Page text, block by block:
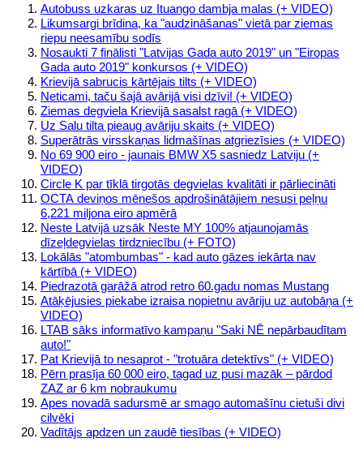
Autobuss uzkaras uz Ituango dambja malas (+ VIDEO)
Likumsargi brīdina, ka "audzināšanas" vietā par ziemas
riepu neesamību sodīs
Nosaukti 7 finālisti "Latvijas Gada auto 2019" un "Eiropas
Gada auto 2019" konkursos (+ VIDEO)
Krievijā sabrucis kārtējais tilts (+ VIDEO)
Neticami, taču šajā avārijā visi dzīvi! (+ VIDEO)
Ziemas degviela Krievijā sasalst ragā (+ VIDEO)
Uz Salu tilta pieaug avāriju skaits (+ VIDEO)
Superātrās virsskaņas lidmašīnas atgriezīsies (+ VIDEO)
No 69 900 eiro - jaunais BMW X5 sasniedz Latviju (+
VIDEO)
Circle K par tīklā tirgotās degvielas kvalitāti ir pārliecināti
OCTA deviņos mēnešos apdrošinātājiem nesusi peļņu
6,221 miljona eiro apmērā
Neste Latvijā uzsāk Neste MY 100% atjaunojamās
dīzeļdegvielas tirdzniecību (+ FOTO)
Lokālās "atombumbas" - kad auto gāzes iekārta nav
kārtībā (+ VIDEO)
Piedrazotā garāžā atrod retro 60.gadu nomas Mustang
Atāķējusies piekabe izraisa nopietnu avāriju uz autobāņa (+
VIDEO)
LTAB sāks informatīvo kampaņu "Saki NĒ nepārbaudītam
auto!"
Pat Krievijā to nesaprot - "trotuāra detektīvs" (+ VIDEO)
Pērn prasīja 60 000 eiro, tagad uz pusi mazāk – pārdod
ZAZ ar 6 km nobraukumu
Apes novadā sadursmē ar smago automašīnu cietuši divi
cilvēki
Vadītājs apdzen un zaudē tiesības (+ VIDEO)